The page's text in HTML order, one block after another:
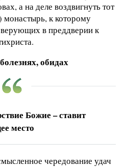
а на деле воздвигнуть тот
к которому
в преддверии к
обидах
Божие – ставит
место
чередование удач